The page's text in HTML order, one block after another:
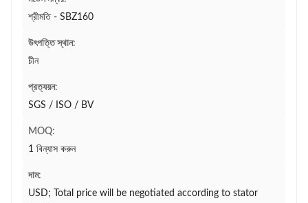
শ্রীমতি - SBZ160
উৎপত্তি স্থান:
চীন
প্রত্যয়ন:
SGS / ISO / BV
MOQ:
1 বিন্যাস করুন
দাম:
USD; Total price will be negotiated according to stator